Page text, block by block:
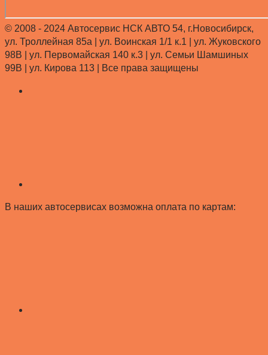
© 2008 - 2024 Автосервис НСК АВТО 54, г.Новосибирск,
ул. Троллейная 85а | ул. Воинская 1/1 к.1 | ул. Жуковского
98В | ул. Первомайская 140 к.3 | ул. Семьи Шамшиных
99В | ул. Кирова 113 |
Все права защищены
В наших автосервисах возможна оплата по картам: